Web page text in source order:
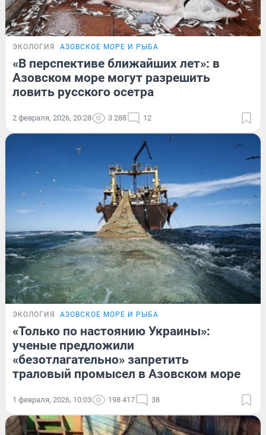
ЭКОЛОГИЯ АЗОВСКОЕ МОРЕ И РЫБА
«В перспективе ближайших лет»: в
Азовском море могут разрешить
ловить русского осетра
2 февраля, 2026, 20:28 3 288 12
ЭКОЛОГИЯ АЗОВСКОЕ МОРЕ И РЫБА
«Только по настоянию Украины»:
ученые предложили
«безотлагательно» запретить
траловый промысел в Азовском море
1 февраля, 2026, 10:03 198 417 38